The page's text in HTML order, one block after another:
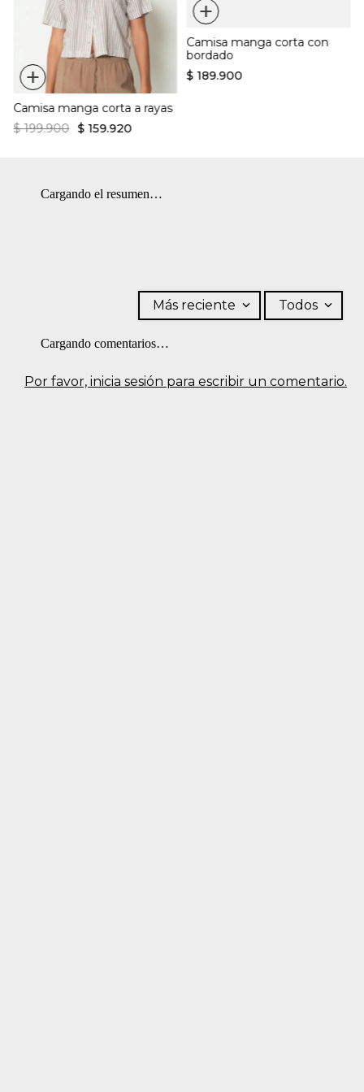
Ajuste regular
Cuello camisero
SECADO: No secar en máquina. OTROS: No remojar.
PLANCHADO: Planchar a una temperatura máxima de la base
de 110 ºC, sin vapor. Planchar con vapor puede causar daño
irreversible. OTROS: Lavar por el revés. SECADO: Secado en
tendedero a la sombra.
+
Camisa manga corta a rayas
$ 199.900 $ 159.920
+
Camisa manga corta con
bordado
$ 189.900
Cargando el resumen…
Por favor, inicia sesión para escribir un comentario.
Más reciente Todos
Cargando comentarios…